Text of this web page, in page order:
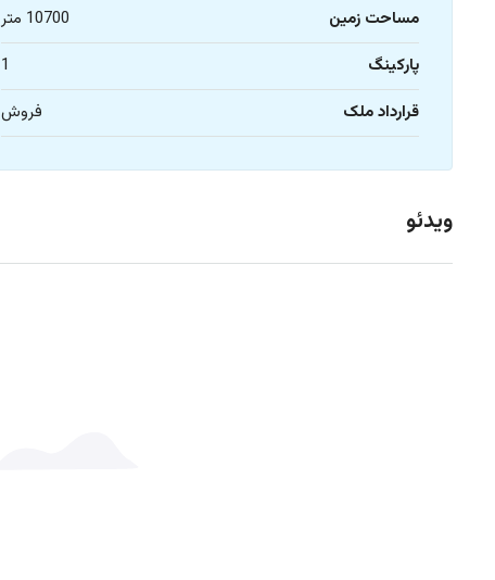
مساحت زمین
10700 متر
پارکینگ
1
قرارداد ملک
فروش
ویدئو